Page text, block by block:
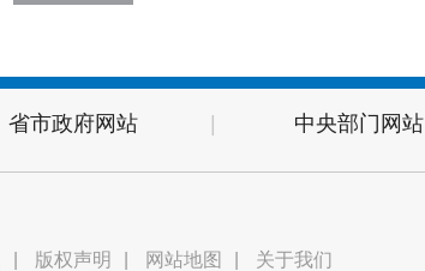
省市政府网站 | 中央部门网站
版权声明 网站地图 关于我们